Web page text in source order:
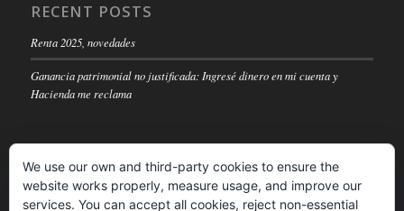
RECENT POSTS
Renta 2025, novedades
Ganancia patrimonial no justificada: Ingresé dinero en mi cuenta y
Hacienda me reclama
LEGAL NOTICE
We use our own and third-party cookies to ensure the
website works properly, measure usage, and improve our
services. You can accept all cookies, reject non-essential